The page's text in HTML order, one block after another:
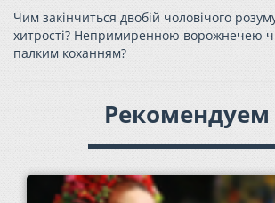
Чим закінчиться двобій чоловічого
хитрості? Непримиренною ворожнечею
палким коханням?
Рекомендуем